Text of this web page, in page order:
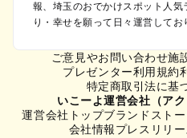
本庄・深谷・美里周辺のプール
埼玉の定番お出かけスポット
埼玉の遊園地
埼玉のバーベキュー
埼玉の釣り
報、埼玉のおでかけスポット人
り・幸せを願って日々運営してお
ご意見やお問い合わせ施
プレゼンター利用規約
特定商取引法に基
いこーよ運営会社（ア
運営会社トップブランドスト
会社情報プレスリリー